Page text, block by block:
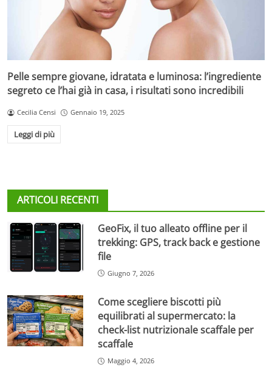
Pelle sempre giovane, idratata e luminosa: l’ingrediente
segreto ce l’hai già in casa, i risultati sono incredibili
Cecilia Censi Gennaio 19, 2025
Leggi di più
ARTICOLI RECENTI
GeoFix, il tuo alleato offline per il
trekking: GPS, track back e gestione
file
Giugno 7, 2026
Come scegliere biscotti più
equilibrati al supermercato: la
check-list nutrizionale scaffale per
scaffale
Maggio 4, 2026